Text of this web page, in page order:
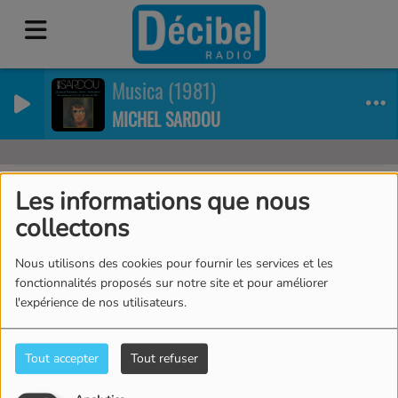
Les informations que nous
collectons
Nous utilisons des cookies pour fournir les services et les
fonctionnalités proposés sur notre site et pour améliorer
l'expérience de nos utilisateurs.
Tout accepter Tout refuser
Musica (1981)
MICHEL SARDOU